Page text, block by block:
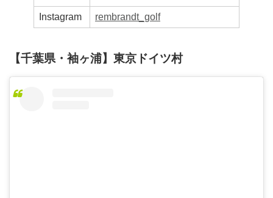
Instagram rembrandt_golf
【千葉県・袖ヶ浦】東京ドイツ村